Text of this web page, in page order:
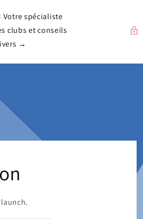
Votre spécialiste
clubs et conseils
→